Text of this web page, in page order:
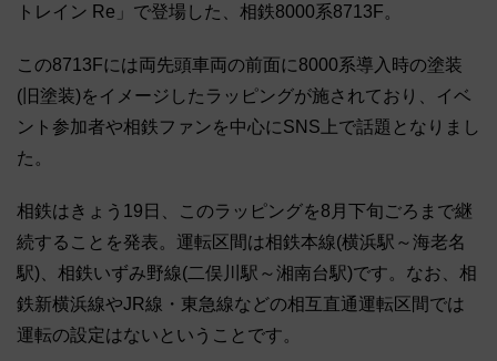
トレイン Re」で登場した、相鉄8000系8713F。
この8713Fには両先頭車両の前面に8000系導入時の塗装
(旧塗装)をイメージしたラッピングが施されており、イベ
ント参加者や相鉄ファンを中心にSNS上で話題となりまし
た。
相鉄はきょう19日、このラッピングを8月下旬ごろまで継
続することを発表。運転区間は相鉄本線(横浜駅～海老名
駅)、相鉄いずみ野線(二俣川駅～湘南台駅)です。なお、相
鉄新横浜線やJR線・東急線などの相互直通運転区間では
運転の設定はないということです。